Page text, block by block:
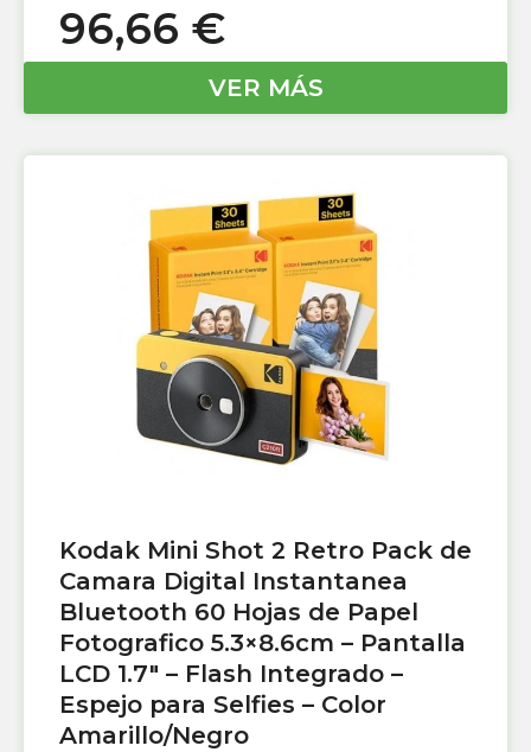
96,66 €
VER MÁS
Kodak Mini Shot 2 Retro Pack de
Camara Digital Instantanea
Bluetooth 60 Hojas de Papel
Fotografico 5.3×8.6cm – Pantalla
LCD 1.7″ – Flash Integrado –
Espejo para Selfies – Color
Amarillo/Negro